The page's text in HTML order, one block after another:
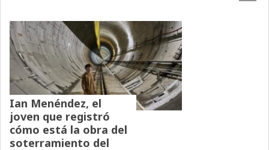
Ian Menéndez, el
joven que registró
cómo está la obra del
soterramiento del